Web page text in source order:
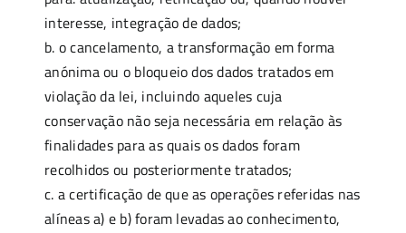
interesse, integração de dados;
b. o cancelamento, a transformação em forma
anónima ou o bloqueio dos dados tratados em
violação da lei, incluindo aqueles cuja
conservação não seja necessária em relação às
finalidades para as quais os dados foram
recolhidos ou posteriormente tratados;
c. a certificação de que as operações referidas nas
alíneas a) e b) foram levadas ao conhecimento,